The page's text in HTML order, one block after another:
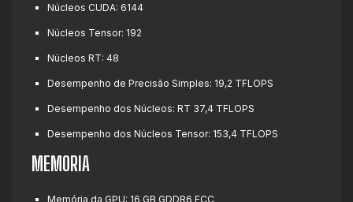
Núcleos CUDA: 6144
Núcleos Tensor: 192
Núcleos RT: 48
Desempenho de Precisão Simples: 19,2 TFLOPS
Desempenho dos Núcleos: RT 37,4 TFLOPS
Desempenho dos Núcleos Tensor: 153,4 TFLOPS
MEMORIA
Memória da GPU: 16 GB GDDR6 ECC